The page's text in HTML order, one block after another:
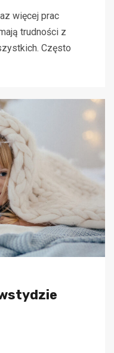
więcej prac
trudności z
Często